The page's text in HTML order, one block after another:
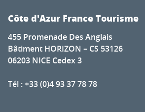
Côte d'Azur France Tourisme
455 Promenade Des Anglais
Bâtiment HORIZON – CS 53126
06203 NICE Cedex 3
Tél : +33 (0)4 93 37 78 78